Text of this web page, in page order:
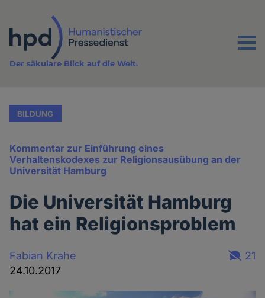
Inhalt
Menu
Der säkulare Blick auf die Welt.
BILDUNG
Kommentar zur Einführung eines
Verhaltenskodexes zur Religionsausübung an der
Universität Hamburg
Die Universität Hamburg
hat ein Religionsproblem
Fabian Krahe
24.10.2017
21